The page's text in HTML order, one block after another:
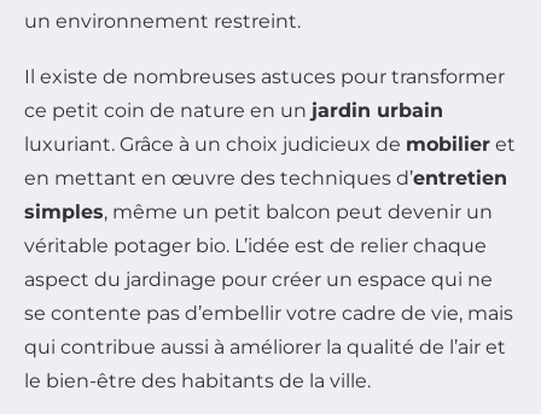
un environnement restreint.
Il existe de nombreuses astuces pour transformer
ce petit coin de nature en un jardin urbain
luxuriant. Grâce à un choix judicieux de mobilier et
en mettant en œuvre des techniques d’entretien
simples, même un petit balcon peut devenir un
véritable potager bio. L’idée est de relier chaque
aspect du jardinage pour créer un espace qui ne
se contente pas d’embellir votre cadre de vie, mais
qui contribue aussi à améliorer la qualité de l’air et
le bien-être des habitants de la ville.